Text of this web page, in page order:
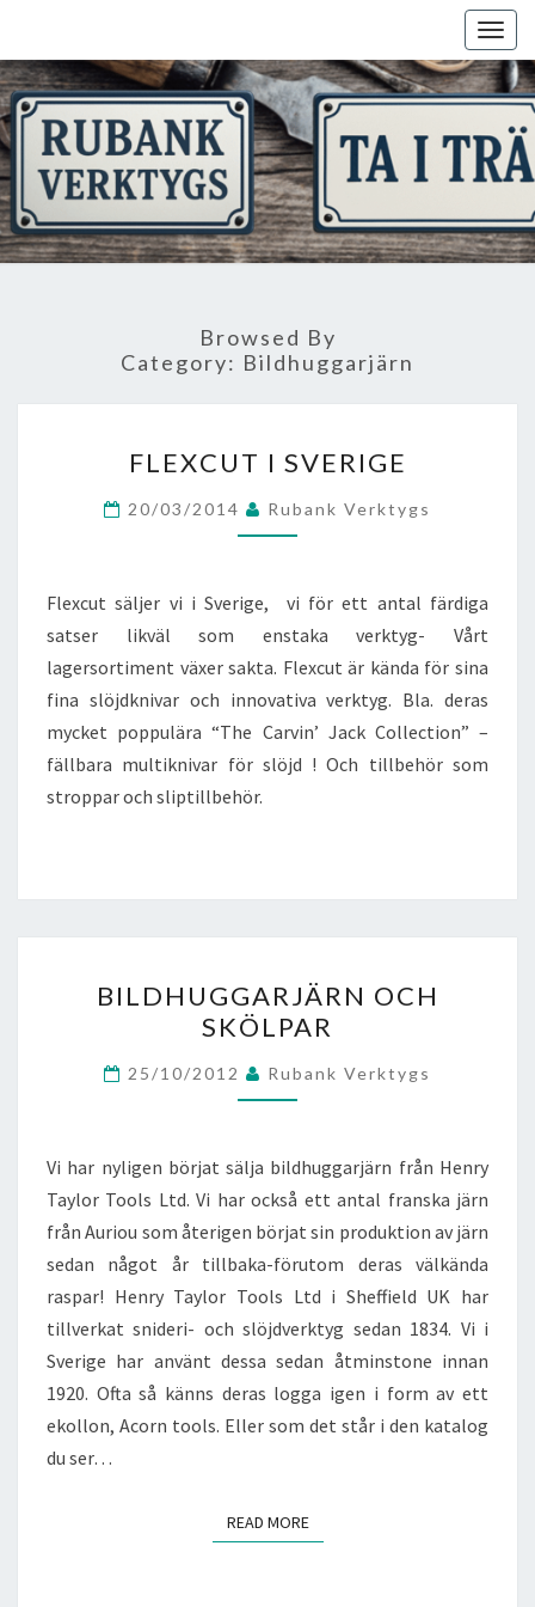
content
Browsed By
Category: Bildhuggarjärn
I
SVERIGE
FLEXCUT I SVERIGE
20/03/2014 Rubank Verktygs
Flexcut säljer vi i Sverige, vi för ett antal färdiga
satser likväl som enstaka verktyg- Vårt
lagersortiment växer sakta. Flexcut är kända för sina
fina slöjdknivar och innovativa verktyg. Bla. deras
mycket poppulära “The Carvin’ Jack Collection” –
fällbara multiknivar för slöjd ! Och tillbehör som
stroppar och sliptillbehör.
OCH
SKÖLPAR
BILDHUGGARJÄRN OCH
SKÖLPAR
25/10/2012 Rubank Verktygs
Vi har nyligen börjat sälja bildhuggarjärn från Henry
Taylor Tools Ltd. Vi har också ett antal franska järn
från Auriou som återigen börjat sin produktion av järn
sedan något år tillbaka-förutom deras välkända
raspar! Henry Taylor Tools Ltd i Sheffield UK har
tillverkat snideri- och slöjdverktyg sedan 1834. Vi i
Sverige har använt dessa sedan åtminstone innan
1920. Ofta så känns deras logga igen i form av ett
ekollon, Acorn tools. Eller som det står i den katalog
du ser…
READ MOREREAD MORE